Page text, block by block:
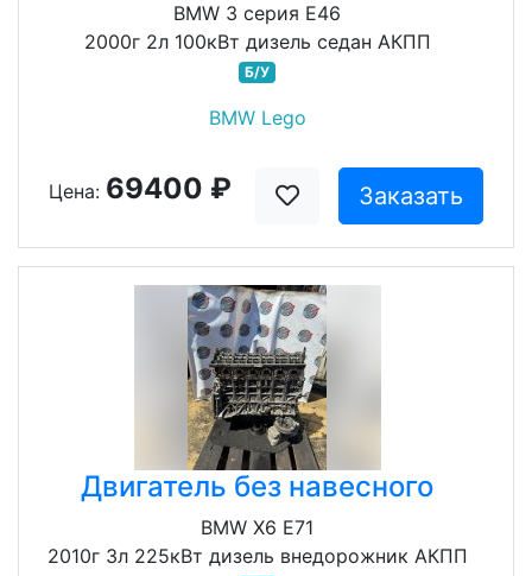
BMW 3 серия E46
2000г 2л 100кВт дизель седан АКПП
Б/У
BMW Lego
Цена: 69400 ₽ Заказать
Двигатель без навесного
BMW X6 E71
2010г 3л 225кВт дизель внедорожник АКПП